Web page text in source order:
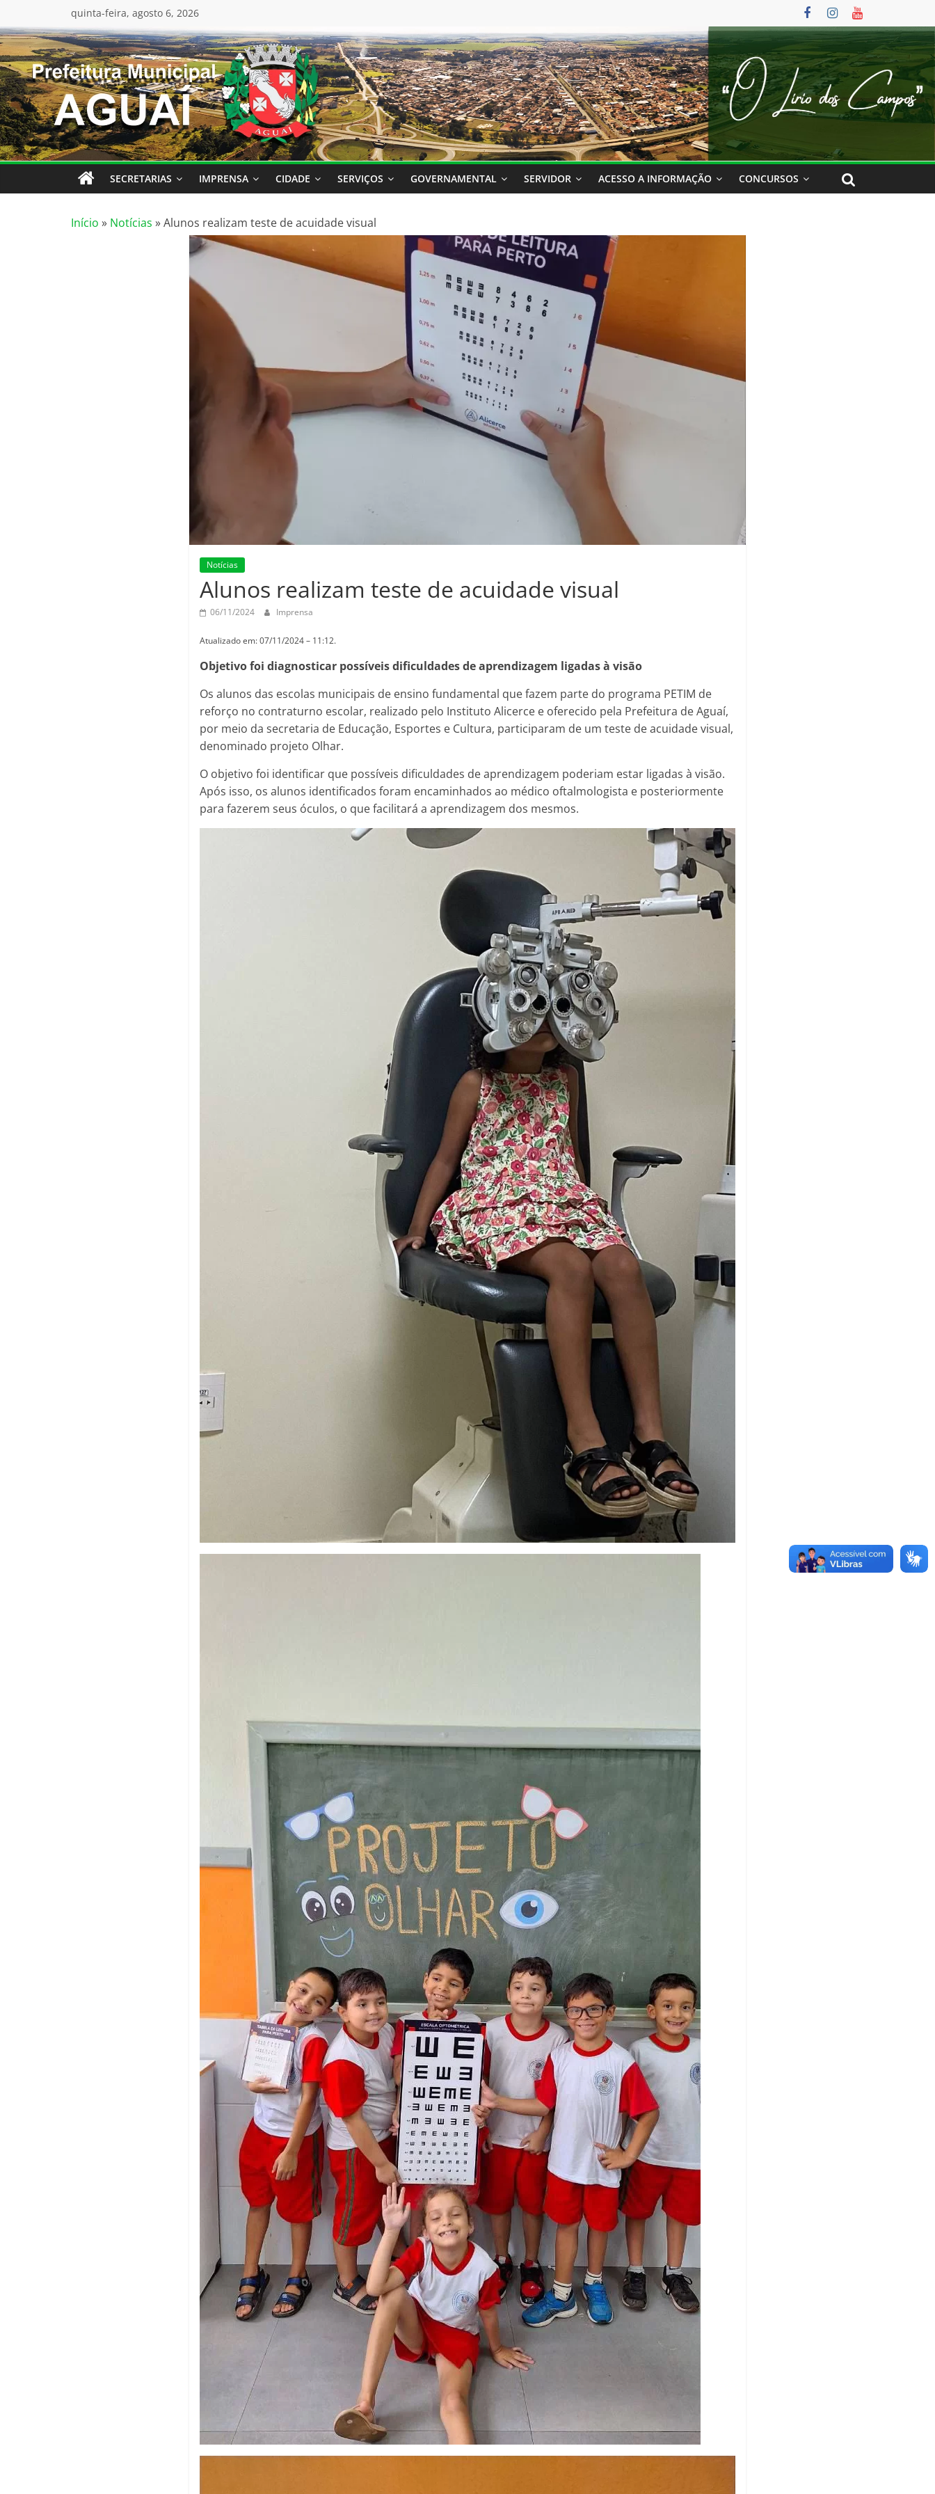
para
o
conteúdo
quinta-feira, agosto 6, 2026
SECRETARIAS IMPRENSA CIDADE SERVIÇOS GOVERNAMENTAL SERVIDOR ACESSO A INFORMAÇÃO CONCURSOS
Início » Notícias »Alunos realizam teste de acuidade visual
Notícias
Alunos realizam teste de acuidade visual
06/11/2024 Imprensa
Atualizado em: 07/11/2024 – 11:12.
Objetivo foi diagnosticar possíveis dificuldades de aprendizagem ligadas à visão
Os alunos das escolas municipais de ensino fundamental que fazem parte do programa PETIM de
reforço no contraturno escolar, realizado pelo Instituto Alicerce e oferecido pela Prefeitura de Aguaí,
por meio da secretaria de Educação, Esportes e Cultura, participaram de um teste de acuidade visual,
denominado projeto Olhar.
O objetivo foi identificar que possíveis dificuldades de aprendizagem poderiam estar ligadas à visão.
Após isso, os alunos identificados foram encaminhados ao médico oftalmologista e posteriormente
para fazerem seus óculos, o que facilitará a aprendizagem dos mesmos.